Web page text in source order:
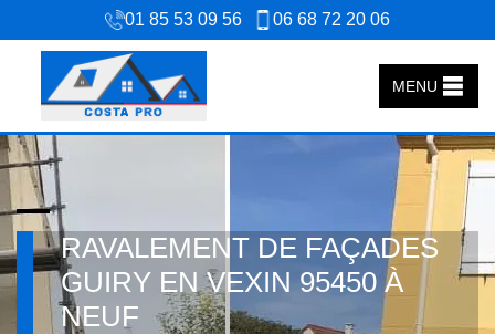
01 85 53 09 56 06 68 72 20 06
MENU
RAVALEMENT DE FAÇADES
GUIRY EN VEXIN 95450 À
NEUF